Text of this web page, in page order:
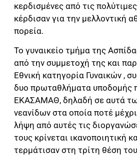
κερδισμένες από τις
κέρδισαν για την μελλοντική
πορεία.
Το γυναικείο τμήμα της
από την συμμετοχή της και
Εθνική κατηγορία Γυναικών ,
δυο πρωταθλήματα υποδομής
ΕΚΑΣΑΜΑΘ, δηλαδή σε αυτά
νεανίδων στα οποία ποτέ
λήψη από αυτές τις
τους κρίνεται ικανοποιητική
τερμάτισαν στη τρίτη θέση